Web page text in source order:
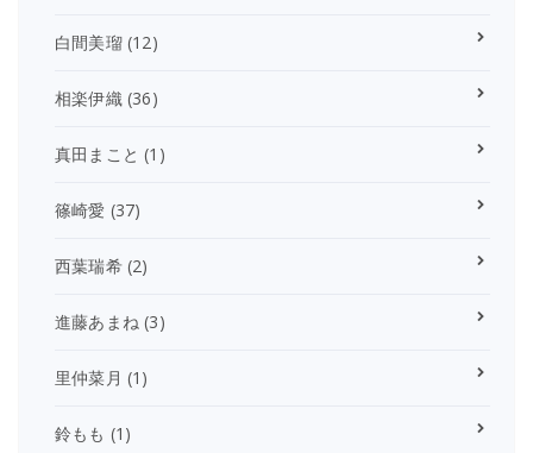
白間美瑠(12)
相楽伊織(36)
真田まこと (1)
篠崎愛 (37)
西葉瑞希(2)
進藤あまね (3)
里仲菜月 (1)
鈴もも (1)